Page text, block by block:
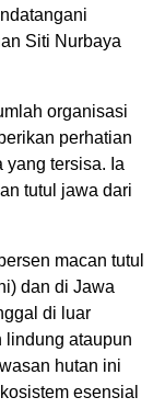
Siti Nurbaya
organisasi
perhatian
yang tersisa. Ia
tutul jawa dari
macan tutul
dan di Jawa
di luar
lindung ataupun
hutan ini
esensial